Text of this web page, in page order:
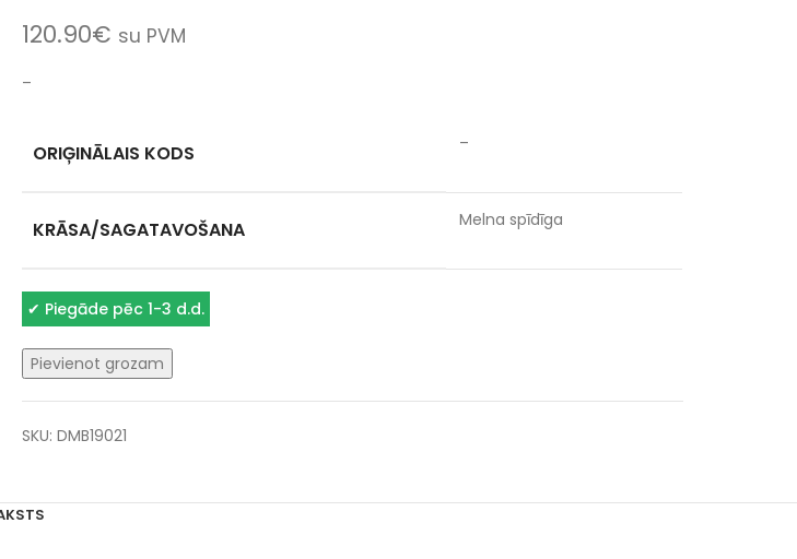
120.90€ su PVM
–
ORIĢINĀLAIS KODS –
KRĀSA/SAGATAVOŠANA Melna spīdīga
✔ Piegāde pēc 1-3 d.d.
Pievienot grozam
SKU: DMB19021